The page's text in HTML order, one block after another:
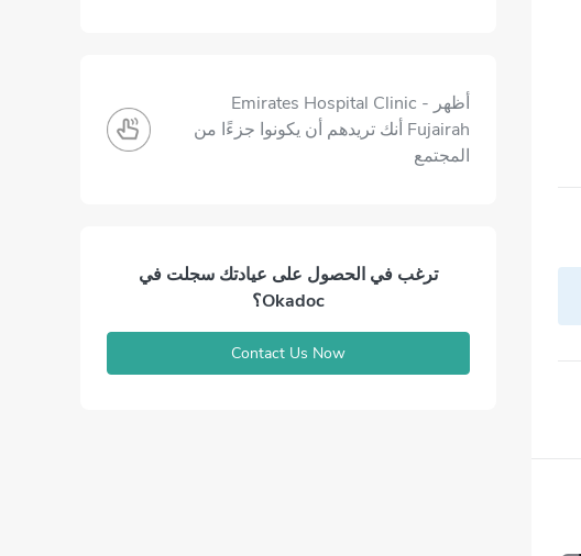
أظهر Emirates Hospital Clinic -
Fujairah أنك تريدهم أن يكونوا جزءًا من
المجتمع
ترغب في الحصول على عيادتك سجلت في
Okadoc؟
Contact Us Now